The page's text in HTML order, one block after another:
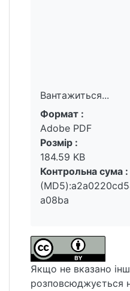
Вантажиться...
Вантажиться...
Формат :
Adobe PDF
Розмір :
184.59 KB
Контрольна сума :
a08ba
Якщо не вказано
розповсюджується